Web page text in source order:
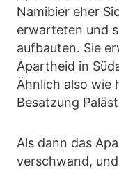
Namibier eher
erwarteten und
aufbauten. Sie
Apartheid in
Ähnlich also wie
Besatzung
Als dann das
verschwand,